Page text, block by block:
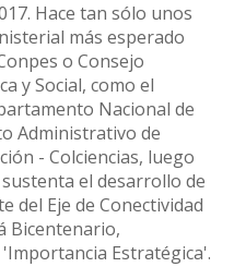
Hace tan sólo unos
más esperado
o Consejo
y Social, como el
Nacional de
Administrativo de
- Colciencias, luego
el desarrollo de
del Eje de Conectividad
Bicentenario,
Estratégica'.